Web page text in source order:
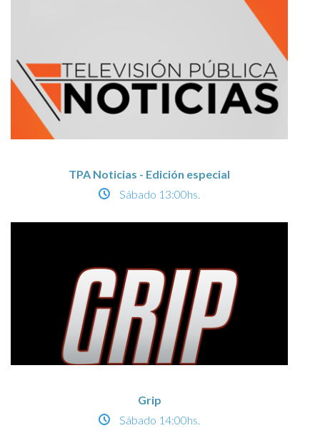
TPA Noticias - Edición especial
Sábado 13:00hs.
Grip
Sábado 14:00hs.